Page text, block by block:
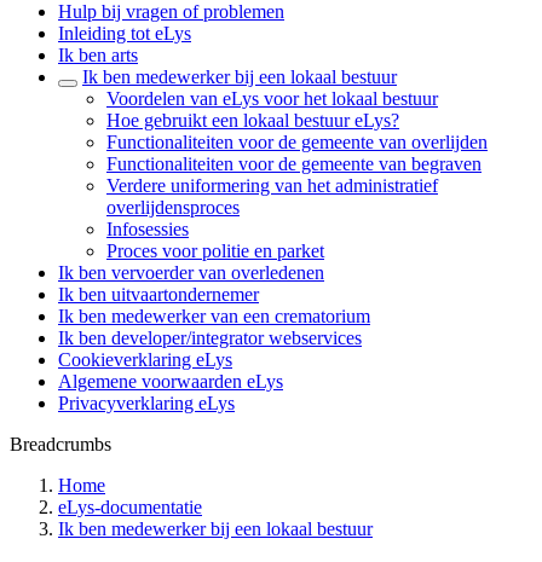
Hulp bij vragen of problemen
Inleiding tot eLys
Ik ben arts
Ik ben medewerker bij een lokaal bestuur
Voordelen van eLys voor het lokaal bestuur
Hoe gebruikt een lokaal bestuur eLys?
Functionaliteiten voor de gemeente van overlijden
Functionaliteiten voor de gemeente van begraven
Verdere uniformering van het administratief
overlijdensproces
Infosessies
Proces voor politie en parket
Ik ben vervoerder van overledenen
Ik ben uitvaartondernemer
Ik ben medewerker van een crematorium
Ik ben developer/integrator webservices
Cookieverklaring eLys
Algemene voorwaarden eLys
Privacyverklaring eLys
Breadcrumbs
Home
eLys-documentatie
Ik ben medewerker bij een lokaal bestuur